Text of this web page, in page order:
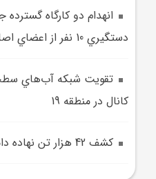
انهدام دو کارگاه
دستگيري 10 نفر از اعضاي اصلي اين شبکه
کانال در منطقه 19
کشف 42 هزار تن نهاده دامي قاچاق و احتکاري